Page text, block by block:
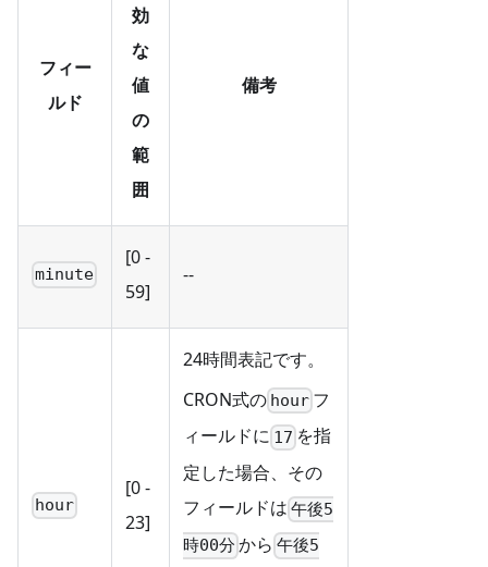
フィー
ルド
効
な
値
の
範
囲
備考
minute
[0 -
59]
--
hour
[0 -
23]
24時間表記です。
CRON式の hour フ
ィールドに 17 を指
定した場合、その
フィールドは 午後5
時00分から午後5